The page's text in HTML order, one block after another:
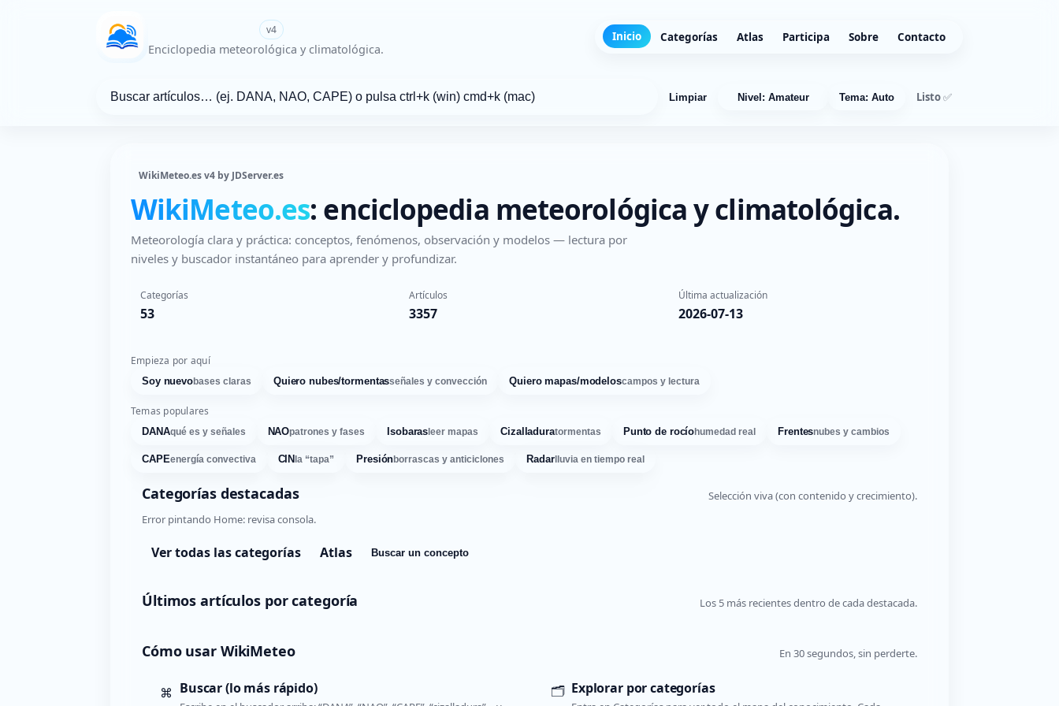
WikiMeteo.es v4
Enciclopedia meteorológica y climatológica.
Inicio Categorías Atlas Participa Sobre Contacto
Limpiar Nivel: Amateur Tema: Auto Listo ✅
WikiMeteo.es v4 by JDServer.es
WikiMeteo.es: enciclopedia meteorológica y climatológica.
Meteorología clara y práctica: conceptos, fenómenos, observación y modelos — lectura por
niveles y buscador instantáneo para aprender y profundizar.
Categorías
53
Artículos
3357
Última actualización
2026-07-13
Empieza por aquí
Soy nuevobases claras Quiero nubes/tormentasseñales y convección Quiero mapas/modeloscampos y lectura
Temas populares
DANAqué es y señales NAOpatrones y fases Isobarasleer mapas Cizalladuratormentas Punto de rocíohumedad real Frentesnubes y cambios
CAPEenergía convectiva CIN la “tapa” Presiónborrascas y anticiclones Radarlluvia en tiempo real
Categorías destacadas
Selección viva (con contenido y crecimiento).
Error pintando Home: revisa consola.
Ver todas las categorías Atlas Buscar un concepto
Últimos artículos por categoría Los 5 más recientes dentro de cada destacada.
Cómo usar WikiMeteo En 30 segundos, sin perderte.
⌘ Buscar (lo más rápido) 🗂️ Explorar por categorías